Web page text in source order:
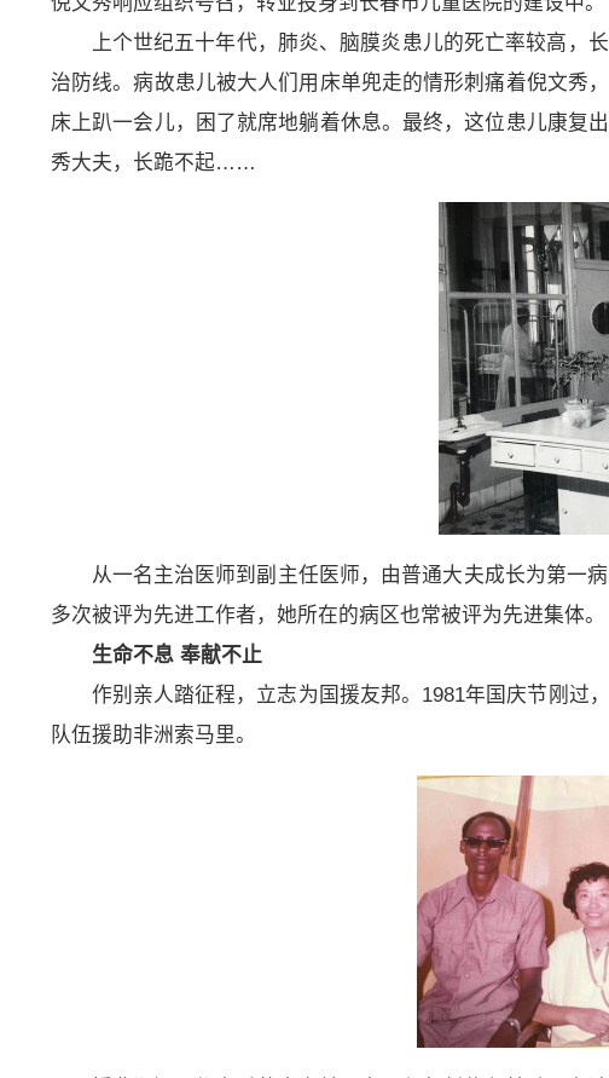
上个世纪五十年代，肺炎、脑膜炎患儿的死亡率较高，
治防线。病故患儿被大人们用床单兜走的情形刺痛着倪文秀
床上趴一会儿，困了就席地躺着休息。最终，这位患儿康复
秀大夫，长跪不起……
从一名主治医师到副主任医师，由普通大夫成长为第一
多次被评为先进工作者，她所在的病区也常被评为先进集体。
生命不息 奉献不止
作别亲人踏征程，立志为国援友邦。1981年国庆节刚过
队伍援助非洲索马里。